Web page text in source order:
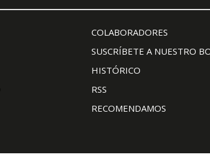
COLABORADORES
SUSCRÍBETE A NUESTRO
HISTÓRICO
RSS
RECOMENDAMOS